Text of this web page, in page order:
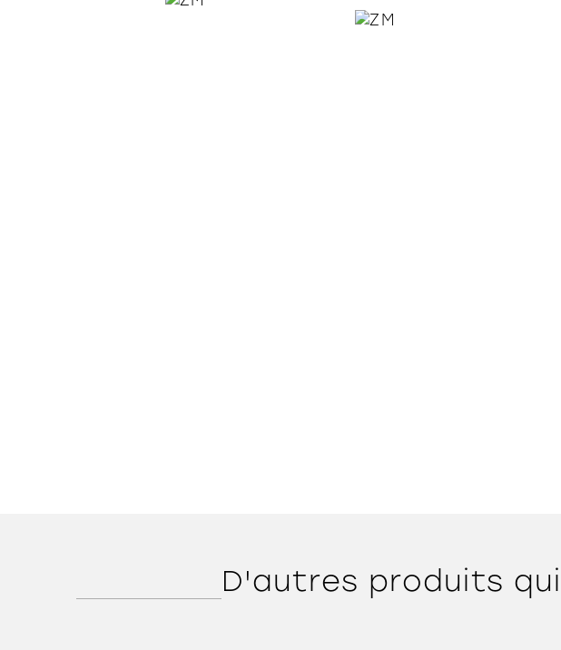
D'autres produits